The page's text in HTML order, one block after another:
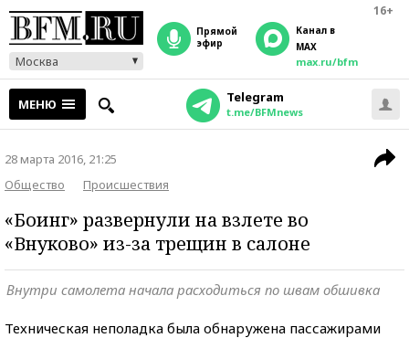
16+
Москва
прямой
эфир
Канал в
MAX
max.ru/bfm
МЕНЮ Telegram
t.me/BFMnews
28 марта 2016, 21:25
Общество
Происшествия
«Боинг» развернули на взлете во
«Внуково» из-за трещин в салоне
Внутри самолета начала расходиться по швам обшивка
Техническая неполадка была обнаружена пассажирами